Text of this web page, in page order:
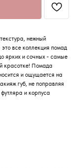
нежный
все коллекция помад
ярких и сочных - самые
красотке! Помада
и ощущается на
губ, не поправляя
и корпуса